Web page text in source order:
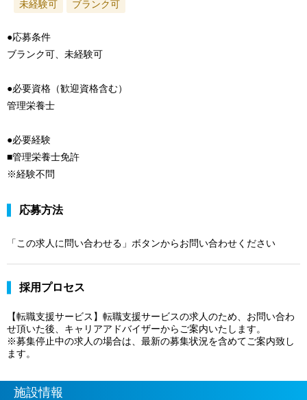
未経験可 ブランク可
●応募条件
ブランク可、未経験可
●必要資格（歓迎資格含む）
管理栄養士
●必要経験
■管理栄養士免許
※経験不問
応募方法
「この求人に問い合わせる」ボタンからお問い合わせください
採用プロセス
【転職支援サービス】転職支援サービスの求人のため、お問い合わ
せ頂いた後、キャリアアドバイザーからご案内いたします。
※募集停止中の求人の場合は、最新の募集状況を含めてご案内致し
ます。
施設情報